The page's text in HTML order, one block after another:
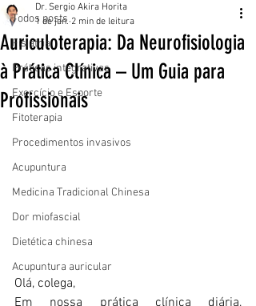
Todos posts
Fisiatria
Práticas integrativas
Exercício e Esporte
Fitoterapia
Procedimentos invasivos
Acupuntura
Medicina Tradicional Chinesa
Dor miofascial
Dietética chinesa
Acupuntura auricular
Auriculoterapia: Da Neurofisiologia
à Prática Clínica – Um Guia para
Profissionais
Dr. Sergio Akira Horita
1 de jan. 2 min de leitura
Olá, colega,
Em nossa prática clínica diária,